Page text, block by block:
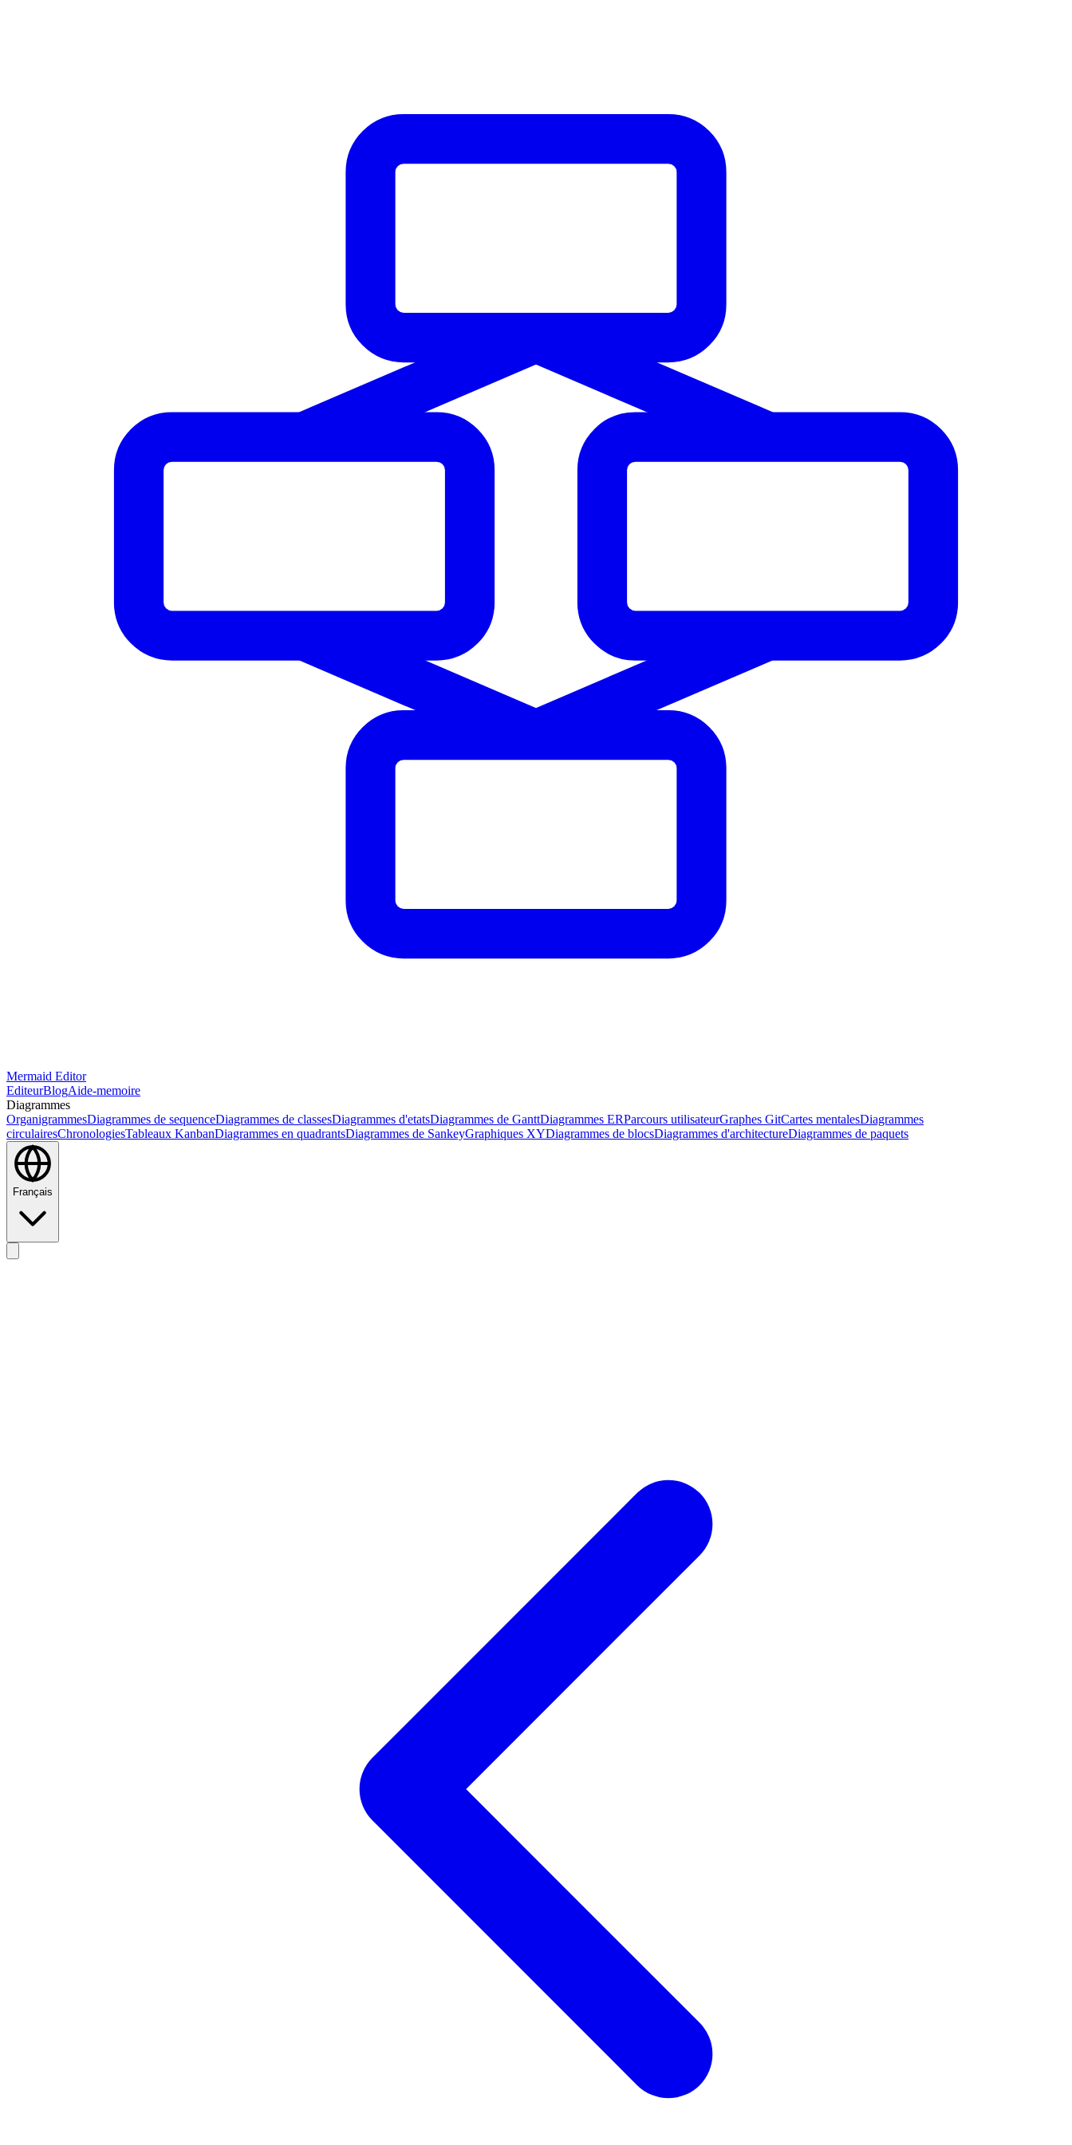
Mermaid Editor
EditeurBlogAide-memoire
Diagrammes
OrganigrammesDiagrammes de sequenceDiagrammes de classesDiagrammes d'etatsDiagrammes de GanttDiagrammes ERParcours utilisateurGraphes GitCartes mentalesDiagrammes
circulairesChronologiesTableaux KanbanDiagrammes en quadrantsDiagrammes de SankeyGraphiques XYDiagrammes de blocsDiagrammes d'architectureDiagrammes de paquets
Français